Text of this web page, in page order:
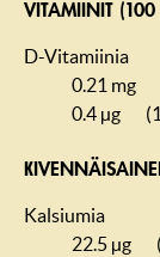
VITAMIINIT (100
D-Vitamiinia
0.21 mg
0.4 µg
Kalsiumia
22.5 µg